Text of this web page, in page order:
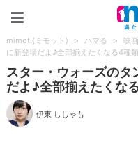
mimot.(ミモット) > ハマる > 映画
に新登場だよ♪全部揃えたくなる4種類
スター・ウォーズのタ
だよ♪全部揃えたくな
伊東 ししゃも